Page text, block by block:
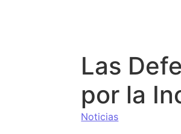
Las
por la
Noticias